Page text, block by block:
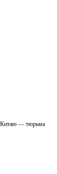
Китаю — тюрьма